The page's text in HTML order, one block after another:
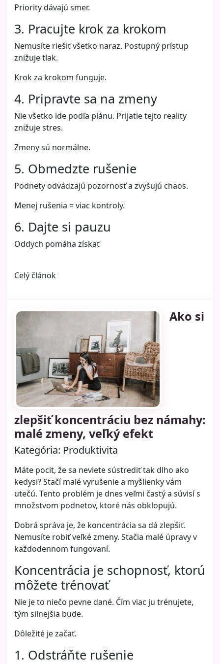
Priority dávajú smer.
3. Pracujte krok za krokom
Nemusíte riešiť všetko naraz. Postupný prístup
znižuje tlak.
Krok za krokom funguje.
4. Pripravte sa na zmeny
Nie všetko ide podľa plánu. Prijatie tejto reality
znižuje stres.
Zmeny sú normálne.
5. Obmedzte rušenie
Podnety odvádzajú pozornosť a zvyšujú chaos.
Menej rušenia = viac kontroly.
6. Dajte si pauzu
Oddych pomáha získať
Celý článok
Ako si
zlepšiť koncentráciu bez námahy:
malé zmeny, veľký efekt
Kategória: Produktivita
Máte pocit, že sa neviete sústrediť tak dlho ako
kedysi? Stačí malé vyrušenie a myšlienky vám
utečú. Tento problém je dnes veľmi častý a súvisí s
množstvom podnetov, ktoré nás obklopujú.
Dobrá správa je, že koncentrácia sa dá zlepšiť.
Nemusíte robiť veľké zmeny. Stačia malé úpravy v
každodennom fungovaní.
Koncentrácia je schopnosť, ktorú
môžete trénovať
Nie je to niečo pevne dané. Čím viac ju trénujete,
tým silnejšia bude.
Dôležité je začať.
1. Odstráňte rušenie